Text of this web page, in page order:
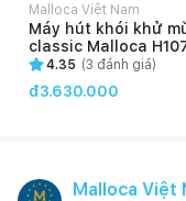
Malloca Việt Nam
Máy hút khói khử
classic Malloca
4.35 (3 đánh giá)
đ3.630.000
Malloca Việt